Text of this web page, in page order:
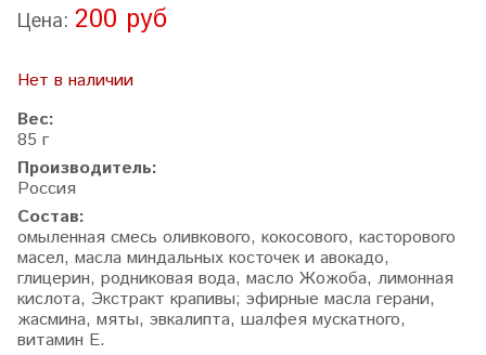
Цена: 200 руб
Нет в наличии
Вес:
85 г
Производитель:
Россия
Состав:
омыленная смесь оливкового, кокосового, касторового
масел, масла миндальных косточек и авокадо,
глицерин, родниковая вода, масло Жожоба, лимонная
кислота, Экстракт крапивы; эфирные масла герани,
жасмина, мяты, эвкалипта, шалфея мускатного,
витамин Е.